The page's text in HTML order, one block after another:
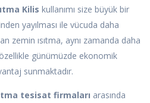
Kilis kullanımı size büyük bir
yayılması ile vücuda daha
zemin ısıtma, aynı zamanda daha
günümüzde ekonomik
sunmaktadır.
tesisat firmaları arasında